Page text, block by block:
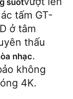
tấm GT-
ở tâm
thấu
nhạc.
không
4K.